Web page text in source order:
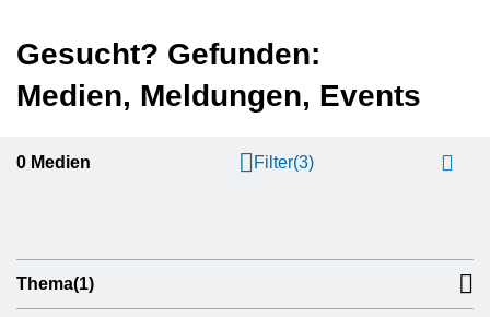
Gesucht? Gefunden:
Medien, Meldungen, Events
0 Medien Filter(3)
Thema(1)